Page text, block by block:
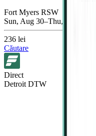
Fort Myers RSW
Sun, Aug 30–Thu, Sep 3
236 lei
Căutare
Direct
Detroit DTW